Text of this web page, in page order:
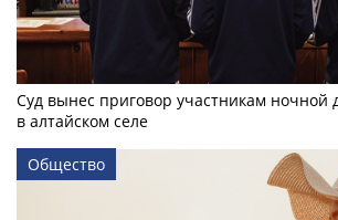
Суд вынес приговор участникам ночной
в алтайском селе
Общество